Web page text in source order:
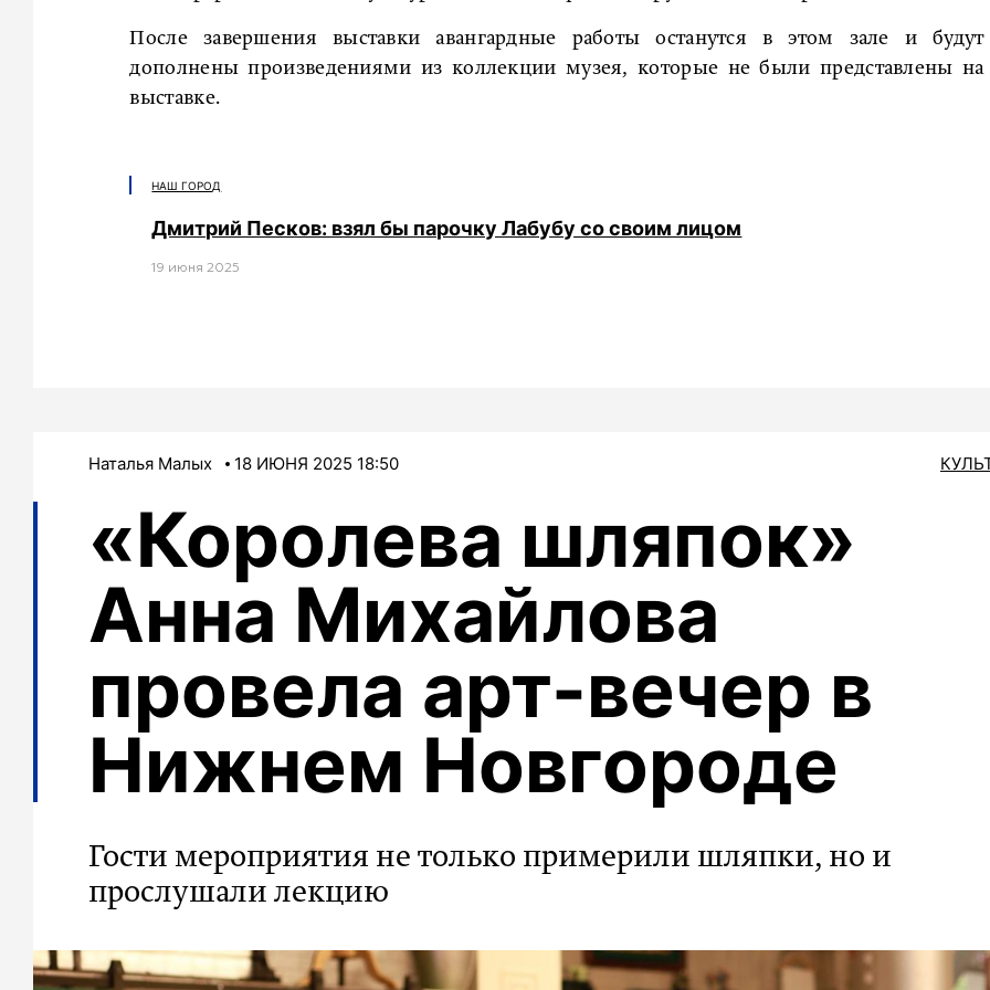
После завершения выставки авангардные работы останутся в этом зале и будут
дополнены произведениями из коллекции музея, которые не были представлены на
выставке.
НАШ ГОРОД
Дмитрий Песков: взял бы парочку Лабубу со своим лицом
19 июня 2025
Наталья Малых 18 ИЮНЯ 2025 18:50
«Королева шляпок»
Анна Михайлова
провела арт-вечер в
Нижнем Новгороде
Гости мероприятия не только примерили шляпки, но и
прослушали лекцию